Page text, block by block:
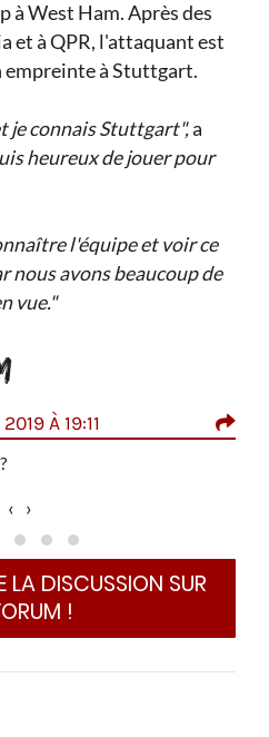
à West Ham. Après des
et à QPR, l'attaquant est
empreinte à Stuttgart.
je connais Stuttgart",a
heureux de jouer pour
l'équipe et voir ce
nous avons beaucoup de
vue."
À 19:11
‹ ›
LA DISCUSSION SUR
!